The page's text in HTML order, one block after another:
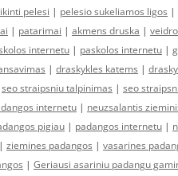
pelesi | pelesio sukeliamos ligos |
| patarimai | akmens druska |
internetu | paskolos internetu |
| draskykles katems |
seo straipsniu talpinimas | seo
internetu | neuzsalantis
pigiau | padangos internetu |
| ziemines padangos | vasarines
| Geriausi asariniu padangu